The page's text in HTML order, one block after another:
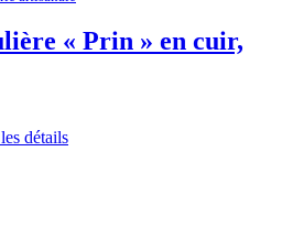
« Prin » en cuir,
détails